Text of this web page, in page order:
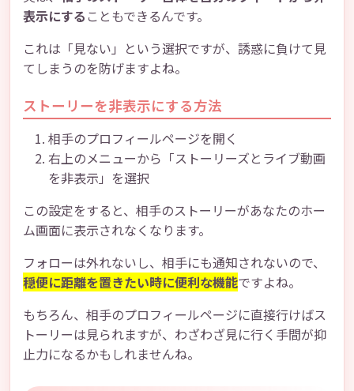
表示にする こともできるんです。
これは「見ない」という選択ですが、誘惑に負けて見
てしまうのを防げますよね。
ストーリーを非表示にする方法
相手のプロフィールページを開く
右上のメニューから「ストーリーズとライブ動画
を非表示」を選択
この設定をすると、相手のストーリーがあなたのホー
ム画面に表示されなくなります。
フォローは外れないし、相手にも通知されないので、
穏便に距離を置きたい時に便利な機能ですよね。
もちろん、相手のプロフィールページに直接行けばス
トーリーは見られますが、わざわざ見に行く手間が抑
止力になるかもしれませんね。